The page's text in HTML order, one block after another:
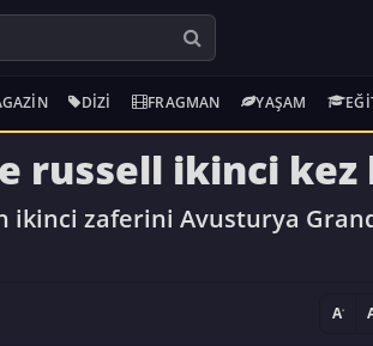
DIZI FRAGMAN YAŞAM
russell ikinci kez
ikinci zaferini Avusturya
A-